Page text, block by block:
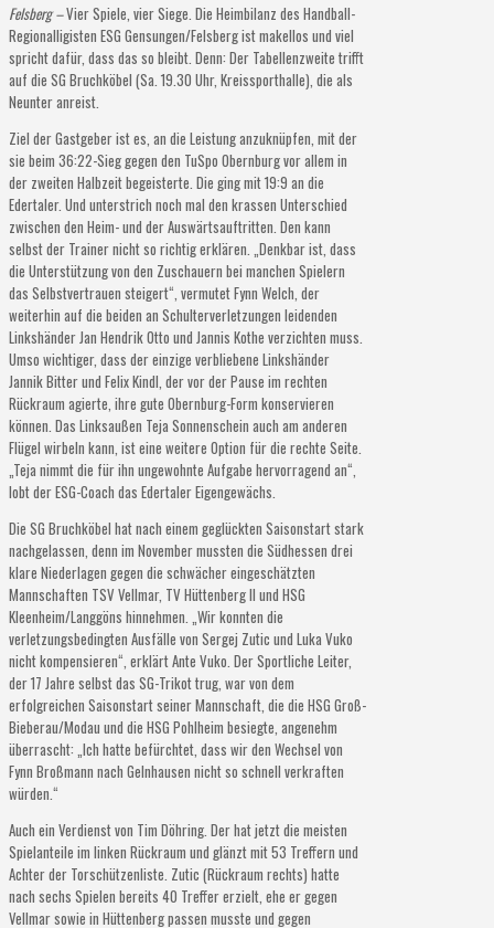
Felsberg –Vier Spiele, vier Siege. Die Heimbilanz des Handball-
Regionalligisten ESG Gensungen/Felsberg ist makellos und viel
spricht dafür, dass das so bleibt. Denn: Der Tabellenzweite trifft
auf die SG Bruchköbel (Sa. 19.30 Uhr, Kreissporthalle), die als
Neunter anreist.
Ziel der Gastgeber ist es, an die Leistung anzuknüpfen, mit der
sie beim 36:22-Sieg gegen den TuSpo Obernburg vor allem in
der zweiten Halbzeit begeisterte. Die ging mit 19:9 an die
Edertaler. Und unterstrich noch mal den krassen Unterschied
zwischen den Heim- und der Auswärtsauftritten. Den kann
selbst der Trainer nicht so richtig erklären. „Denkbar ist, dass
die Unterstützung von den Zuschauern bei manchen Spielern
das Selbstvertrauen steigert“, vermutet Fynn Welch, der
weiterhin auf die beiden an Schulterverletzungen leidenden
Linkshänder Jan Hendrik Otto und Jannis Kothe verzichten muss.
Umso wichtiger, dass der einzige verbliebene Linkshänder
Jannik Bitter und Felix Kindl, der vor der Pause im rechten
Rückraum agierte, ihre gute Obernburg-Form konservieren
können. Das Linksaußen Teja Sonnenschein auch am anderen
Flügel wirbeln kann, ist eine weitere Option für die rechte Seite.
„Teja nimmt die für ihn ungewohnte Aufgabe hervorragend an“,
lobt der ESG-Coach das Edertaler Eigengewächs.
Die SG Bruchköbel hat nach einem geglückten Saisonstart stark
nachgelassen, denn im November mussten die Südhessen drei
klare Niederlagen gegen die schwächer eingeschätzten
Mannschaften TSV Vellmar, TV Hüttenberg II und HSG
Kleenheim/Langgöns hinnehmen. „Wir konnten die
verletzungsbedingten Ausfälle von Sergej Zutic und Luka Vuko
nicht kompensieren“, erklärt Ante Vuko. Der Sportliche Leiter,
der 17 Jahre selbst das SG-Trikot trug, war von dem
erfolgreichen Saisonstart seiner Mannschaft, die die HSG Groß-
Bieberau/Modau und die HSG Pohlheim besiegte, angenehm
überrascht: „Ich hatte befürchtet, dass wir den Wechsel von
Fynn Broßmann nach Gelnhausen nicht so schnell verkraften
würden.“
Auch ein Verdienst von Tim Döhring. Der hat jetzt die meisten
Spielanteile im linken Rückraum und glänzt mit 53 Treffern und
Achter der Torschützenliste. Zutic (Rückraum rechts) hatte
nach sechs Spielen bereits 40 Treffer erzielt, ehe er gegen
Vellmar sowie in Hüttenberg passen musste und gegen